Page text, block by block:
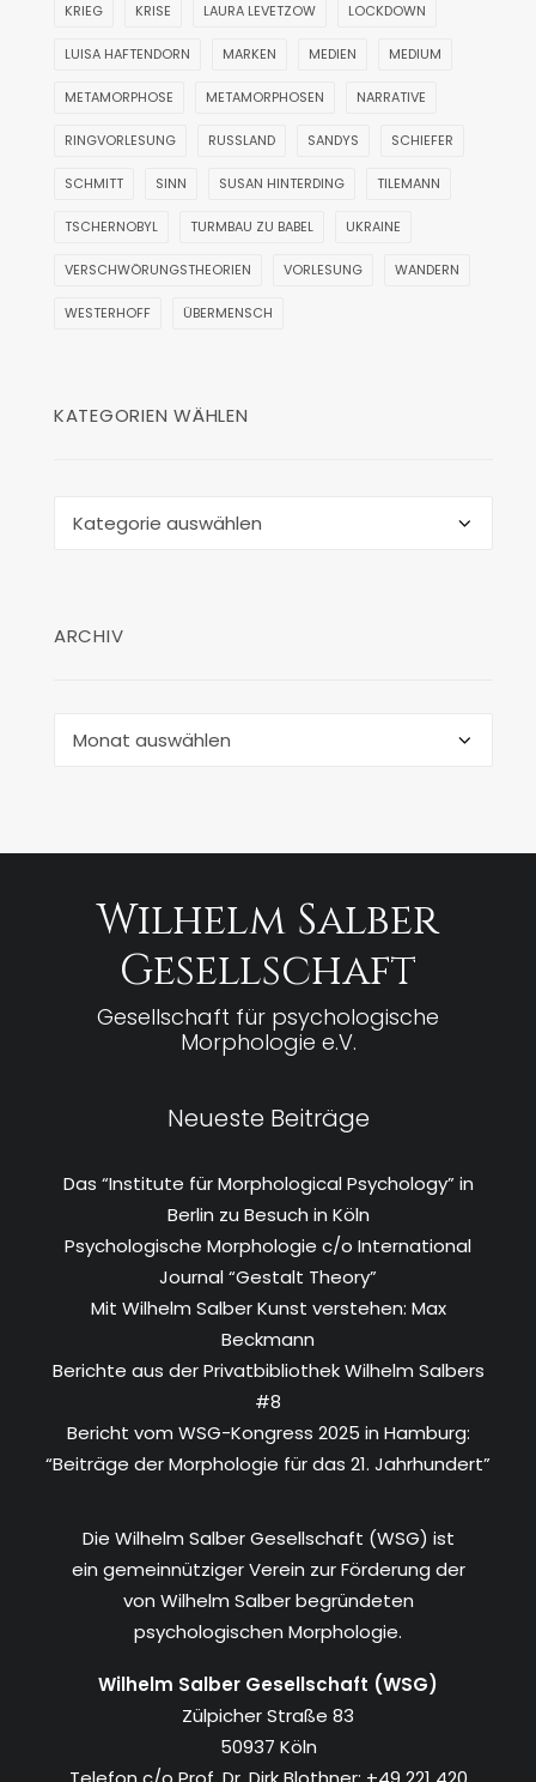
KRIEG KRISE LAURA LEVETZOW LOCKDOWN
LUISA HAFTENDORN MARKEN MEDIEN MEDIUM
METAMORPHOSE METAMORPHOSEN NARRATIVE
RINGVORLESUNG RUSSLAND SANDYS SCHIEFER
SCHMITT SINN SUSAN HINTERDING TILEMANN
TSCHERNOBYL TURMBAU ZU BABEL UKRAINE
VERSCHWÖRUNGSTHEORIEN VORLESUNG WANDERN
WESTERHOFF ÜBERMENSCH
KATEGORIEN WÄHLEN
ARCHIV
Wilhelm Salber
Gesellschaft
Gesellschaft für psychologische
Morphologie e.V.
Neueste Beiträge
Das “Institute für Morphological Psychology” in
Berlin zu Besuch in Köln
Psychologische Morphologie c/o International
Journal “Gestalt Theory”
Mit Wilhelm Salber Kunst verstehen: Max
Beckmann
Berichte aus der Privatbibliothek Wilhelm Salbers
#8
Bericht vom WSG-Kongress 2025 in Hamburg:
“Beiträge der Morphologie für das 21. Jahrhundert”
Die Wilhelm Salber Gesellschaft (WSG) ist
ein gemeinnütziger Verein zur Förderung der
von Wilhelm Salber begründeten
psychologischen Morphologie.
Wilhelm Salber Gesellschaft (WSG)
Zülpicher Straße 83
50937 Köln